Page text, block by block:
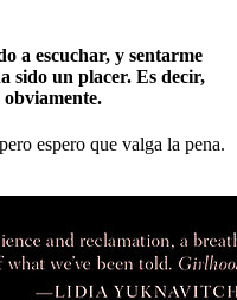
a escuchar, y sentarme
sido un placer. Es decir,
obviamente.
espero que valga la pena.